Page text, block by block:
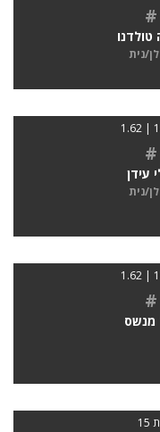
#
טולדנו
נית
#
עידן
נית
#
מנשס